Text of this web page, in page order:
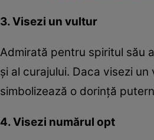
3. Visezi un vultur
Admirată pentru spiritul său
şi al curajului. Daca visezi
simbolizează o dorinţă
4. Visezi numărul opt